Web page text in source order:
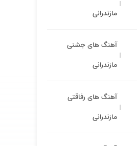
مازندرانی
آهنگ های جشنی
مازندرانی
آهنگ های رفاقتی
مازندرانی